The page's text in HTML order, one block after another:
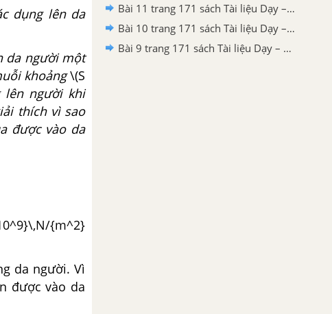
dụng lên da
da người một
khoảng\(S
lên người khi
thích vì sao
được vào da
{m^2}
da người. Vì
được vào da
Bài 11 trang 171 sách Tài liệu Dạy – Học Vật lí 8
Bài 10 trang 171 sách Tài liệu Dạy – Học Vật lí 8
Bài 9 trang 171 sách Tài liệu Dạy – Học Vật lí 8